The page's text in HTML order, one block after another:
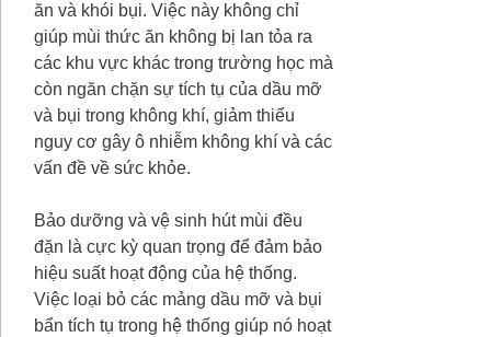
ăn và khói bụi. Việc này không chỉ
giúp mùi thức ăn không bị lan tỏa ra
các khu vực khác trong trường học mà
còn ngăn chặn sự tích tụ của dầu mỡ
và bụi trong không khí, giảm thiểu
nguy cơ gây ô nhiễm không khí và các
vấn đề về sức khỏe.
Bảo dưỡng và vệ sinh hút mùi đều
đặn là cực kỳ quan trọng để đảm bảo
hiệu suất hoạt động của hệ thống.
Việc loại bỏ các mảng dầu mỡ và bụi
bẩn tích tụ trong hệ thống giúp nó hoạt